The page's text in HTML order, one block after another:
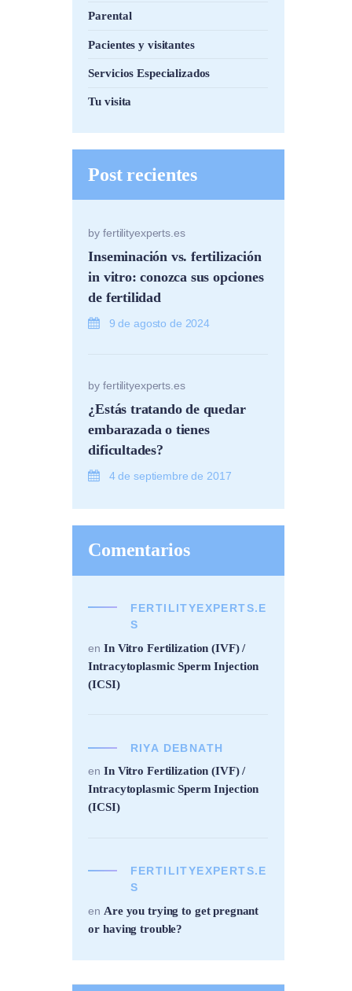
Parental
Pacientes y visitantes
Servicios Especializados
Tu visita
Post recientes
byfertilityexperts.es
Inseminación vs. fertilización
in vitro: conozca sus opciones
de fertilidad
9 de agosto de 2024
byfertilityexperts.es
¿Estás tratando de quedar
embarazada o tienes
dificultades?
4 de septiembre de 2017
Comentarios
FERTILITYEXPERTS.E
S
enIn Vitro Fertilization (IVF) /
Intracytoplasmic Sperm Injection
(ICSI)
RIYA DEBNATH
enIn Vitro Fertilization (IVF) /
Intracytoplasmic Sperm Injection
(ICSI)
FERTILITYEXPERTS.E
S
en Are you trying to get pregnant
or having trouble?